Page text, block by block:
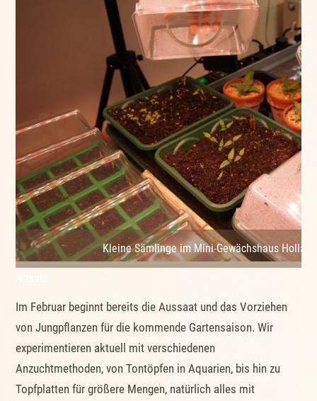
Kleine Sämlinge im Mini-Gewächshaus
Im Februar beginnt bereits die Aussaat und das Vorziehen
von Jungpflanzen für die kommende Gartensaison. Wir
experimentieren aktuell mit verschiedenen
Anzuchtmethoden, von Tontöpfen in Aquarien, bis hin zu
Topfplatten für größere Mengen, natürlich alles mit